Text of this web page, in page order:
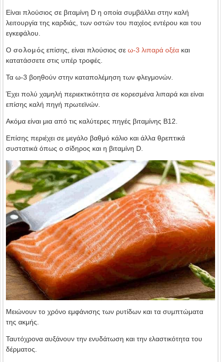
Είναι πλούσιος σε βιταμίνη D η οποία συμβάλλει στην καλή
λειτουργία της καρδιάς, των οστών του παχέος εντέρου και του
εγκεφάλου.
Ο σολομός επίσης, είναι πλούσιος σεω-3 λιπαρά οξέα και
κατατάσσετε στις υπέρ τροφές.
Τα ω-3 βοηθούν στην καταπολέμηση των φλεγμονών.
Έχει πολύ χαμηλή περιεκτικότητα σε κορεσμένα λιπαρά και είναι
επίσης καλή πηγή πρωτεϊνών.
Ακόμα είναι μια από τις καλύτερες πηγές βιταμίνης Β12.
Επίσης περιέχει σε μεγάλο βαθμό κάλιο και άλλα θρεπτικά
συστατικά όπως ο σίδηρος και η βιταμίνη D.
Μειώνουν το χρόνο εμφάνισης των ρυτίδων και τα συμπτώματα
της ακμής.
Ταυτόχρονα αυξάνουν την ενυδάτωση και την ελαστικότητα του
δέρματος.